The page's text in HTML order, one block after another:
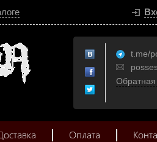
t.me/
Обратная
Оплата